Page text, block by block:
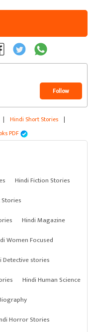
Follow
| Hindi Short Stories |
PDF
Hindi Fiction Stories
Hindi Magazine
Women Focused
Detective stories
Hindi Human Science
Horror Stories